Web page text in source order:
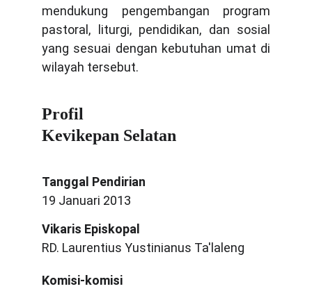
mendukung pengembangan program
pastoral, liturgi, pendidikan, dan sosial
yang sesuai dengan kebutuhan umat di
wilayah tersebut.
Profil
Kevikepan Selatan
Tanggal Pendirian
19 Januari 2013
Vikaris Episkopal
RD. Laurentius Yustinianus Ta'laleng
Komisi-komisi